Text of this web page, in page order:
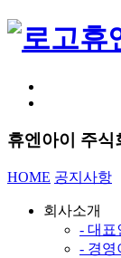
휴
휴엔아이 주식
HOME 공지사항
회사소개
- 대표
- 경영